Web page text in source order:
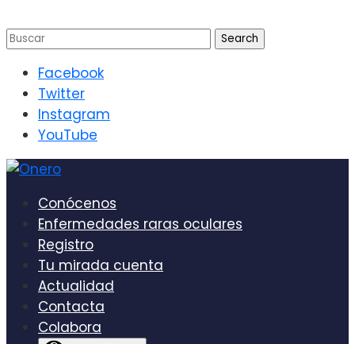
Facebook
Twitter
Instagram
YouTube
Conócenos
Enfermedades raras oculares
Registro
Tu mirada cuenta
Actualidad
Contacta
Colabora